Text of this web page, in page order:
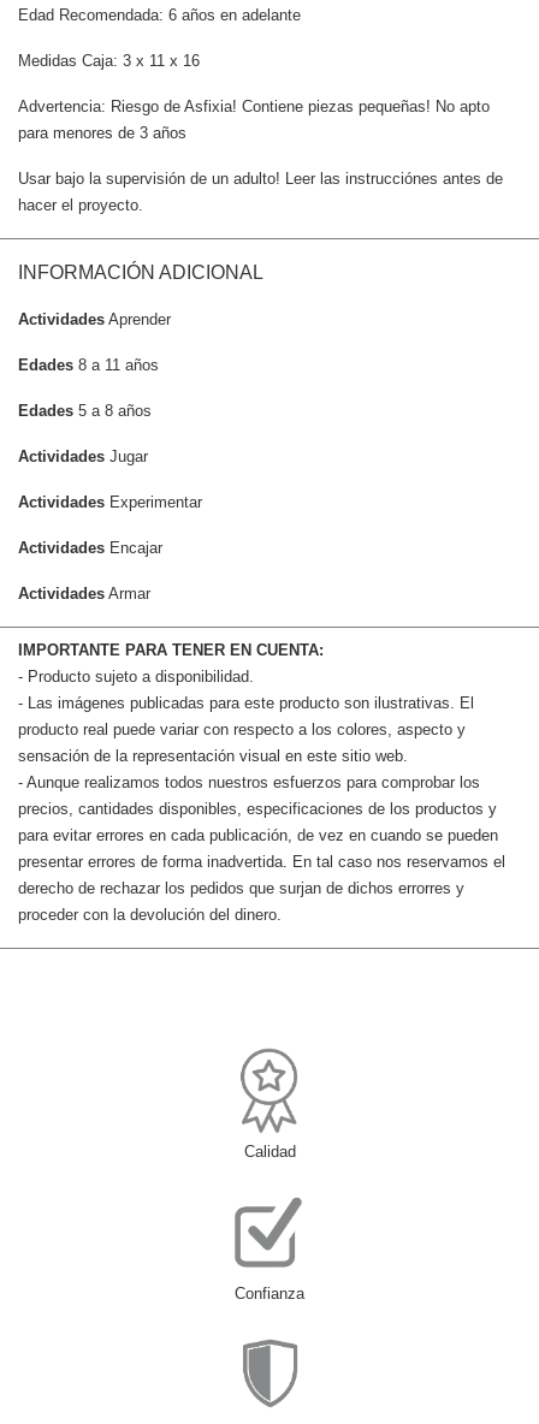
Edad Recomendada: 6 años en adelante
Medidas Caja: 3 x 11 x 16
Advertencia: Riesgo de Asfixia! Contiene piezas pequeñas! No apto
para menores de 3 años
Usar bajo la supervisión de un adulto! Leer las instrucciónes antes de
hacer el proyecto.
INFORMACIÓN ADICIONAL
Actividades Aprender
Edades 8 a 11 años
Edades 5 a 8 años
Actividades Jugar
Actividades Experimentar
Actividades Encajar
Actividades Armar
IMPORTANTE PARA TENER EN CUENTA:
- Producto sujeto a disponibilidad.
- Las imágenes publicadas para este producto son ilustrativas. El
producto real puede variar con respecto a los colores, aspecto y
sensación de la representación visual en este sitio web.
- Aunque realizamos todos nuestros esfuerzos para comprobar los
precios, cantidades disponibles, especificaciones de los productos y
para evitar errores en cada publicación, de vez en cuando se pueden
presentar errores de forma inadvertida. En tal caso nos reservamos el
derecho de rechazar los pedidos que surjan de dichos errorres y
proceder con la devolución del dinero.
Calidad
Confianza